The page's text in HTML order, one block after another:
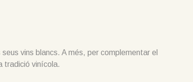
vins blancs. A més, per complementar el
tradició vinícola.